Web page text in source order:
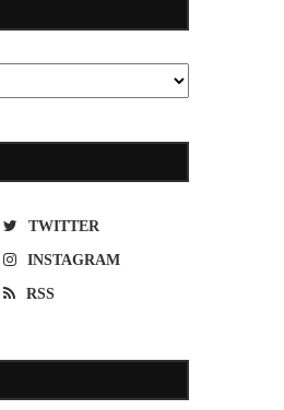
TWITTER
INSTAGRAM
RSS